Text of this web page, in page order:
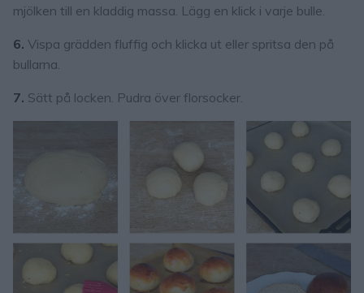
mjölken till en kladdig massa. Lägg en klick i varje bulle.
6. Vispa grädden fluffig och klicka ut eller spritsa den på
bullarna.
7. Sätt på locken. Pudra över florsocker.